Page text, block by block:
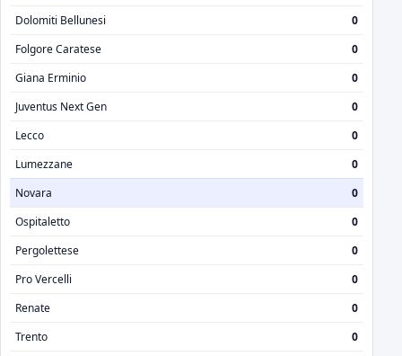
Dolomiti Bellunesi
0
Folgore Caratese
0
Giana Erminio
0
Juventus Next Gen
0
Lecco
0
Lumezzane
0
Novara
0
Ospitaletto
0
Pergolettese
0
Pro Vercelli
0
Renate
0
Trento
0